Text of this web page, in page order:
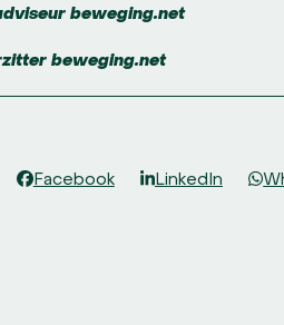
beweging.net
beweging.net
Facebook LinkedIn